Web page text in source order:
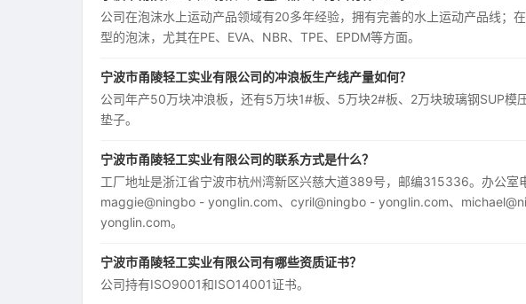
公司在泡沫水上运动产品领域有20多年经验，拥有完善的水上运动产品线；
型的泡沫，尤其在PE、EVA、NBR、TPE、EPDM等方面。
宁波市甬陵轻工实业有限公司的冲浪板生产线产量如何？
公司年产50万块冲浪板，还有5万块1#板、5万块2#板、2万块玻璃钢SUP
垫子。
宁波市甬陵轻工实业有限公司的联系方式是什么？
工厂地址是浙江省宁波市杭州湾新区兴慈大道389号，邮编315336。办公
maggie@ningbo - yonglin.com、cyril@ningbo - yonglin.com、
yonglin.com。
宁波市甬陵轻工实业有限公司有哪些资质证书？
公司持有ISO9001和ISO14001证书。